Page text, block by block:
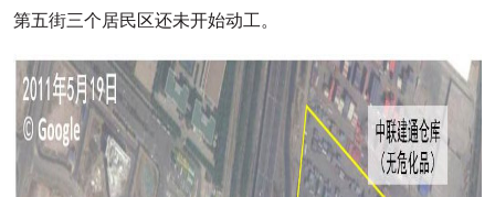
第五街三个居民区还未开始动工。